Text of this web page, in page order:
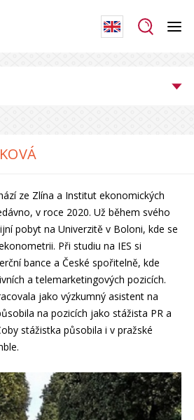
ze Zlína a Institut ekonomických
v roce 2020. Už během svého
pobyt na Univerzitě v Boloni, kde se
Při studiu na IES si
bance a České spořitelně, kde
a telemarketingových pozicích.
jako výzkumný asistent na
na pozicích jako stážista PR a
stážistka působila i v pražské